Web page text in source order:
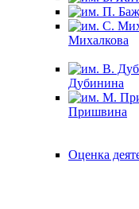
Михалкова
Дубинина
Пришвина
Оценка